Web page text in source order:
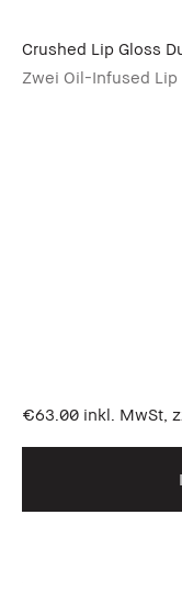
Crushed Lip Gloss
Zwei Oil-Infused Lip
€63.00 inkl. MwSt,